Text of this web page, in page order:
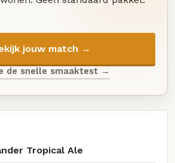
jouw match →
de snelle smaaktest →
Tropical Ale